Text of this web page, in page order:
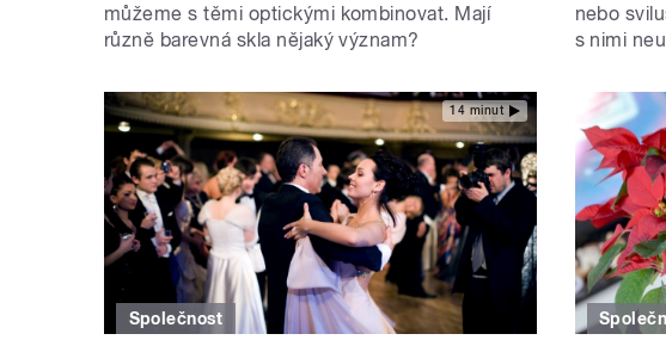
můžeme s těmi optickými kombinovat. Mají
různě barevná skla nějaký význam?
nebo
s nimi
14 minut
Společnost